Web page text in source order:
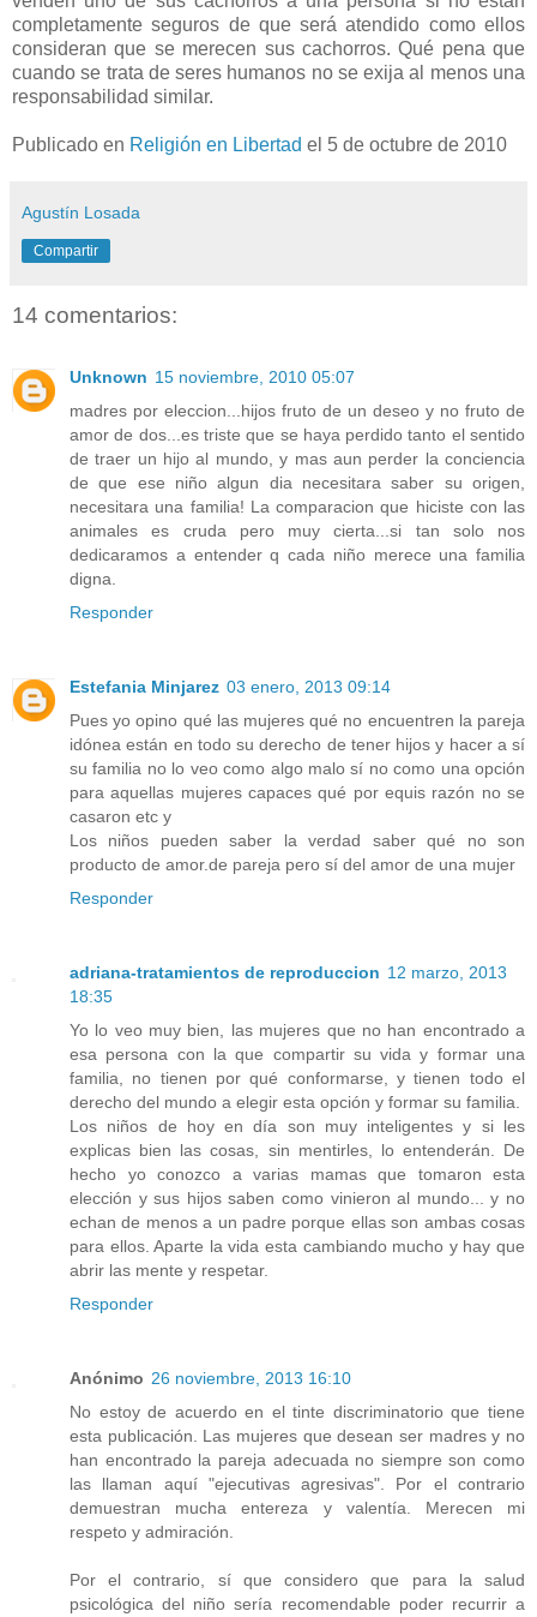
completamente seguros de que será atendido como ellos
consideran que se merecen sus cachorros. Qué pena que
cuando se trata de seres humanos no se exija al menos una
responsabilidad similar.
Publicado en Religión en Libertad el 5 de octubre de 2010
Agustín Losada
Compartir
14 comentarios:
Unknown 15 noviembre, 2010 05:07
madres por eleccion...hijos fruto de un deseo y no fruto de
amor de dos...es triste que se haya perdido tanto el sentido
de traer un hijo al mundo, y mas aun perder la conciencia
de que ese niño algun dia necesitara saber su origen,
necesitara una familia! La comparacion que hiciste con las
animales es cruda pero muy cierta...si tan solo nos
dedicaramos a entender q cada niño merece una familia
digna.
Responder
Estefania Minjarez 03 enero, 2013 09:14
Pues yo opino qué las mujeres qué no encuentren la pareja
idónea están en todo su derecho de tener hijos y hacer a sí
su familia no lo veo como algo malo sí no como una opción
para aquellas mujeres capaces qué por equis razón no se
casaron etc y
Los niños pueden saber la verdad saber qué no son
producto de amor.de pareja pero sí del amor de una mujer
Responder
adriana-tratamientos de reproduccion 12 marzo, 2013
18:35
Yo lo veo muy bien, las mujeres que no han encontrado a
esa persona con la que compartir su vida y formar una
familia, no tienen por qué conformarse, y tienen todo el
derecho del mundo a elegir esta opción y formar su familia.
Los niños de hoy en día son muy inteligentes y si les
explicas bien las cosas, sin mentirles, lo entenderán. De
hecho yo conozco a varias mamas que tomaron esta
elección y sus hijos saben como vinieron al mundo... y no
echan de menos a un padre porque ellas son ambas cosas
para ellos. Aparte la vida esta cambiando mucho y hay que
abrir las mente y respetar.
Responder
Anónimo 26 noviembre, 2013 16:10
No estoy de acuerdo en el tinte discriminatorio que tiene
esta publicación. Las mujeres que desean ser madres y no
han encontrado la pareja adecuada no siempre son como
las llaman aquí "ejecutivas agresivas". Por el contrario
demuestran mucha entereza y valentía. Merecen mi
respeto y admiración.
Por el contrario, sí que considero que para la salud
psicológica del niño sería recomendable poder recurrir a